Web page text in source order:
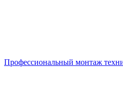
Профессиональный монтаж